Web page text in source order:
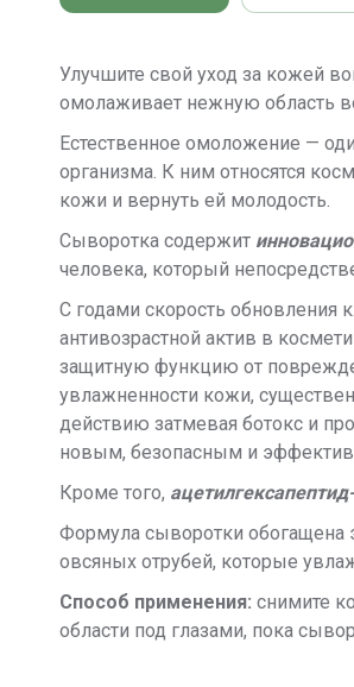
Улучшите свой уход за кожей
омолаживает нежную область
Естественное омоложение —
организма. К ним относятся
кожи и вернуть ей молодость.
Сыворотка содержит
человека, который
С годами скорость обновления
антивозрастной актив в
защитную функцию от
увлажненности кожи,
действию затмевая ботокс и
новым, безопасным и
Кроме того,
Формула сыворотки обогащена
овсяных отрубей, которые
Способ применения: снимите
области под глазами, пока